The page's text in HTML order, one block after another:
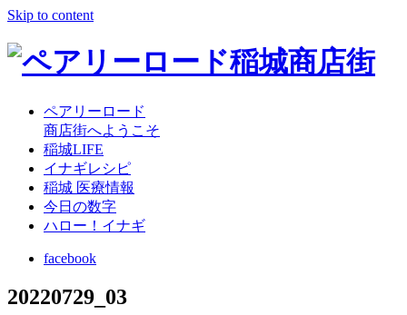
Skip to content
ペアリーロード
商店街へようこそ
稲城LIFE
イナギレシピ
稲城 医療情報
今日の数字
ハロー！イナギ
facebook
20220729_03